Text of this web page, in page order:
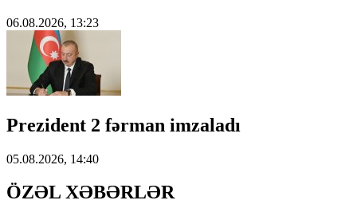
06.08.2026, 13:23
Prezident 2 fərman imzaladı
05.08.2026, 14:40
ÖZƏL XƏBƏRLƏR